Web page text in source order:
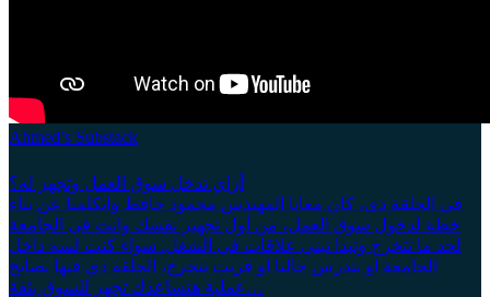
Ahmed’s Substack
أزاي تدخل سوق العمل وتجهز له؟
في الحلقة دي، كان معايا المهندس محمود حافظ واتكلمنا عن بناء
خطة لدخول سوق العمل، من أول تجهيز نفسك وانت فى الجامعة
لحد ما تتخرج وتبدا تبني علاقات في الشغل. سواء كنت لسه داخل
الجامعة او بتدرس حاليا او قربت تتخرج، الحلقة دي فيها نصايح
عملية هتساعدك تجهز للسوق بثقة…